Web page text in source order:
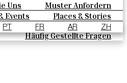
Portugiesisches Vermächtnis
Uns
Muster Anfordern
Kaufmöglichkeiten
U Technische Spezifikationen
Häufig Gestellte Fragen
Events
Places & Stories
Inspiration & Culture
PT FR AR ZH